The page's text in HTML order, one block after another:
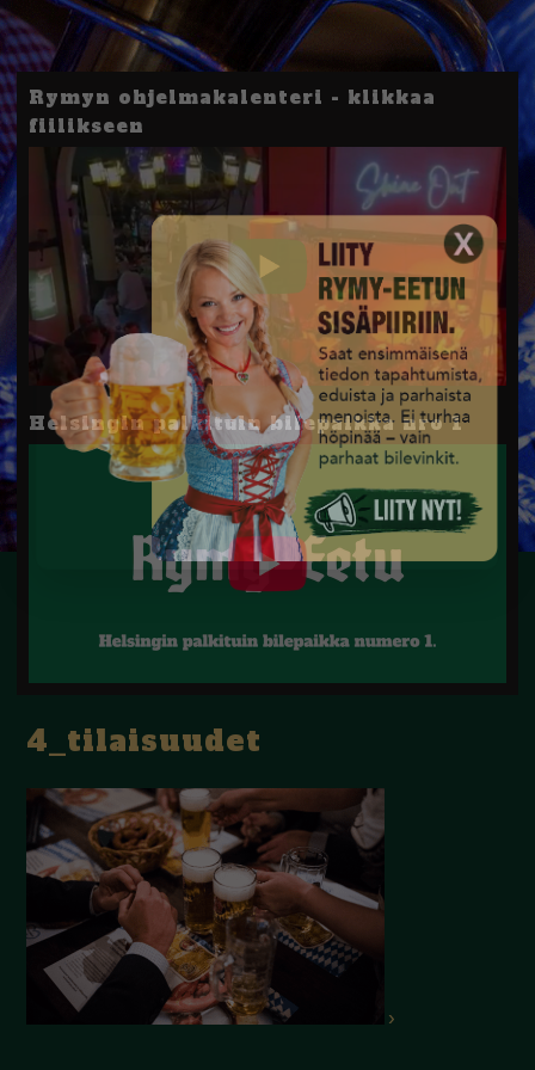
Rymyn ohjelmakalenteri - klikkaa
fiilikseen
Helsingin palkituin bilepaikka nro 1
4_tilaisuudet